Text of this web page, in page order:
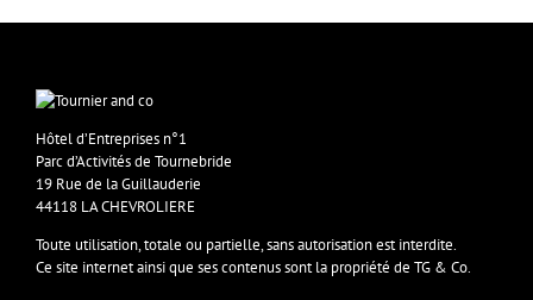
Hôtel d’Entreprises n°1
Parc d’Activités de Tournebride
19 Rue de la Guillauderie
44118 LA CHEVROLIERE
Toute utilisation, totale ou partielle, sans autorisation est interdite.
Ce site internet ainsi que ses contenus sont la propriété de TG & Co.